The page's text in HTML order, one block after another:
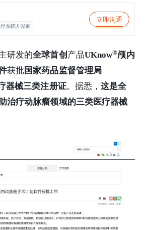
系统开发商
立即沟通
研发的全球首创 产品UKnow®颅内
获批国家药品监督管理局
器械三类注册证。据悉，这是全
治疗动脉瘤领域的三类医疗器械